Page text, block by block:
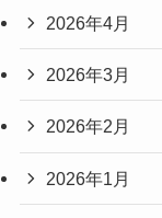
2026年4月
2026年3月
2026年2月
2026年1月